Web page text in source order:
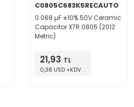
C0805C683K5RECAUTO
0.068 µF ±10% 50V Ceramic
Capacitor X7R 0805 (2012
Metric)
21,93 TL
0,38 USD +KDV